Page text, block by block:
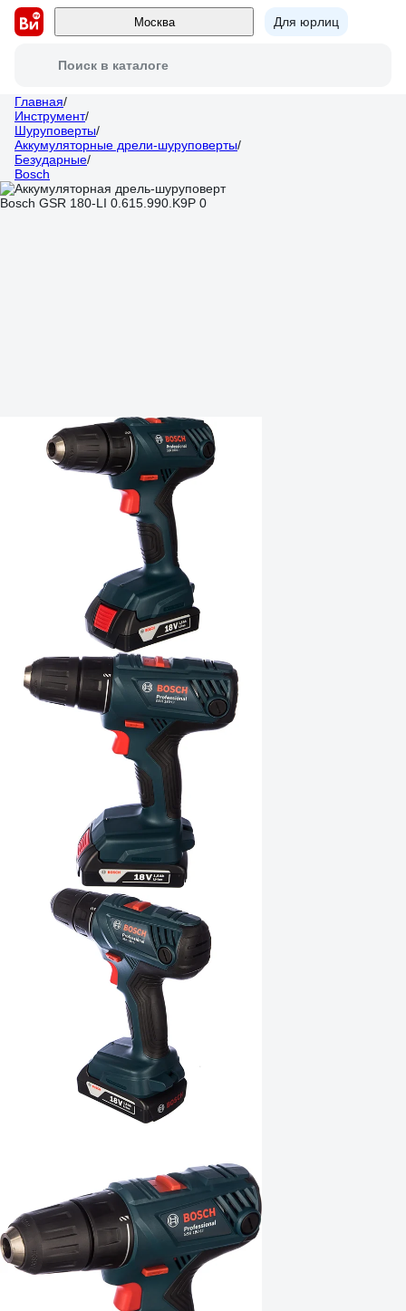
Москва Для юрлиц
Поиск в каталоге
Главная/
Инструмент/
Шуруповерты/
Аккумуляторные дрели-шуруповерты/
Безударные/
Bosch